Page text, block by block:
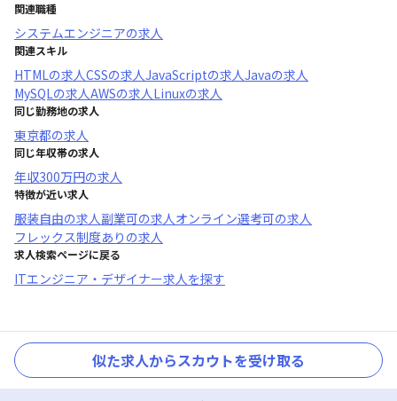
関連職種
システムエンジニアの求人
関連スキル
HTMLの求人CSSの求人JavaScriptの求人Javaの求人
MySQLの求人AWSの求人Linuxの求人
同じ勤務地の求人
東京都の求人
同じ年収帯の求人
年収300万円の求人
特徴が近い求人
服装自由の求人副業可の求人オンライン選考可の求人
フレックス制度あり の求人
求人検索ページに戻る
ITエンジニア・デザイナー求人を探す
似た求人からスカウトを受け取る